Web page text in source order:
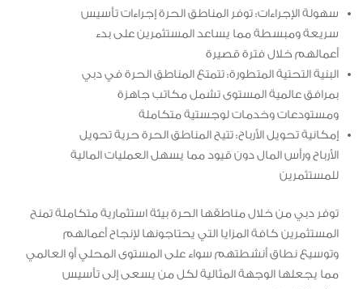
سهولة الإجراءات: توفر المناطق الحرة إجراءات تأسيس
سريعة ومبسطة مما يساعد المستثمرين على بدء
أعمالهم خلال فترة قصيرة
البنية التحتية المتطورة: تتمتع المناطق الحرة في دبي
بمرافق عالمية المستوى تشمل مكاتب جاهزة
ومستودعات وخدمات لوجستية متكاملة
إمكانية تحويل الأرباح: تتيح المناطق الحرة حرية تحويل
الأرباح ورأس المال دون قيود مما يسهل العمليات المالية
للمستثمرين
توفر دبي من خلال مناطقها الحرة بيئة استثمارية متكاملة تمنح
المستثمرين كافة المزايا التي يحتاجونها لإنجاح أعمالهم
وتوسيع نطاق أنشطتهم سواء على المستوى المحلي أو العالمي
مما يجعلها الوجهة المثالية لكل من يسعى إلى تأسيس